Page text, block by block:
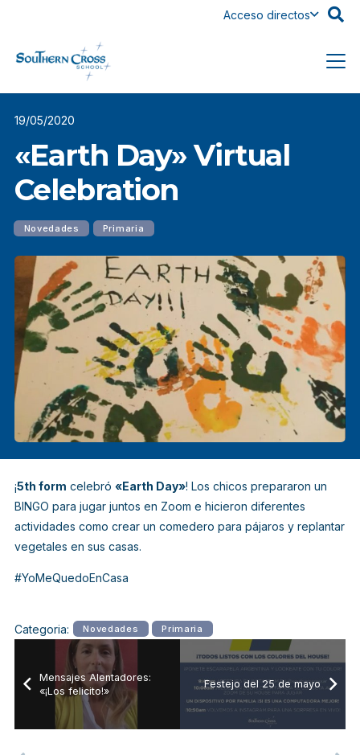
Acceso directos
19/05/2020
«Earth Day» Virtual
Celebration
Novedades Primaria
¡5th form celebró «Earth Day»! Los chicos prepararon un
BINGO para jugar juntos en Zoom e hicieron diferentes
actividades como crear un comedero para pájaros y replantar
vegetales en sus casas.
#YoMeQuedoEnCasa
Categoria: Novedades Primaria
Mensajes Alentadores:
«¡Los felicito!»
Festejo del 25 de mayo